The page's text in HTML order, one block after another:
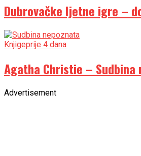
Dubrovačke ljetne igre –
Knjigeprije 4 dana
Agatha Christie – Sudbina
Advertisement